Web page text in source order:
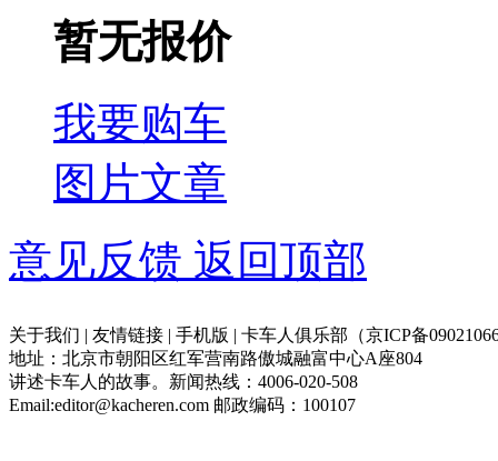
暂无报价
我要购车
图片文章
意见反馈 返回顶部
关于我们 | 友情链接 | 手机版 | 卡车人俱乐部（京ICP备
地址：北京市朝阳区红军营南路傲城融富中心A座804
讲述卡车人的故事。新闻热线：4006-020-508
Email:editor@kacheren.com 邮政编码：100107